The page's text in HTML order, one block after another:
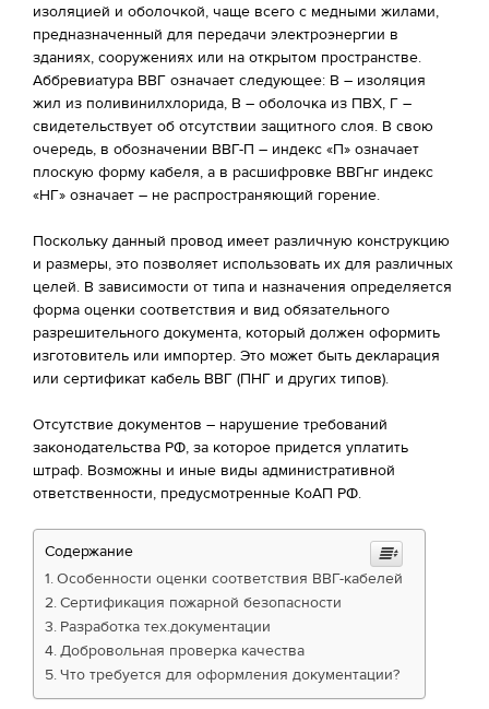
изоляцией и оболочкой, чаще всего с медными жилами,
предназначенный для передачи электроэнергии в
зданиях, сооружениях или на открытом пространстве.
Аббревиатура ВВГ означает следующее: В – изоляция
жил из поливинилхлорида, В – оболочка из ПВХ, Г –
свидетельствует об отсутствии защитного слоя. В свою
очередь, в обозначении ВВГ-П – индекс «П» означает
плоскую форму кабеля, а в расшифровке ВВГнг индекс
«НГ» означает – не распространяющий горение.
Поскольку данный провод имеет различную конструкцию
и размеры, это позволяет использовать их для различных
целей. В зависимости от типа и назначения определяется
форма оценки соответствия и вид обязательного
разрешительного документа, который должен оформить
изготовитель или импортер. Это может быть декларация
или сертификат кабель ВВГ (ПНГ и других типов).
Отсутствие документов – нарушение требований
законодательства РФ, за которое придется уплатить
штраф. Возможны и иные виды административной
ответственности, предусмотренные КоАП РФ.
Содержание
Особенности оценки соответствия ВВГ-кабелей
Сертификация пожарной безопасности
Разработка тех.документации
Добровольная проверка качества
Что требуется для оформления документации?